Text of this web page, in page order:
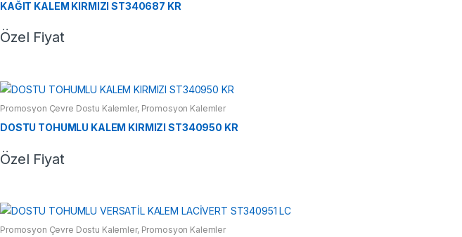
KAĞIT KALEM KIRMIZI ST340687 KR
Özel Fiyat
Promosyon Çevre Dostu Kalemler, Promosyon Kalemler
DOSTU TOHUMLU KALEM KIRMIZI ST340950 KR
Özel Fiyat
Promosyon Çevre Dostu Kalemler, Promosyon Kalemler